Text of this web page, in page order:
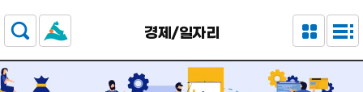
주요 메뉴로 건너뛰기
본문으로가기
경제/일자리